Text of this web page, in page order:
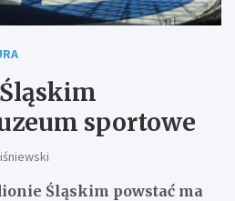
sportowe
Śląskim powstać ma